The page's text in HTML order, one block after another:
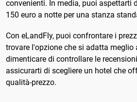
convenienti. In media, puoi aspettarti
150 euro a notte per una stanza
Con eLandFly, puoi confrontare i
trovare l'opzione che si adatta meglio
dimenticare di controllare le
assicurarti di scegliere un hotel che
qualità-prezzo.